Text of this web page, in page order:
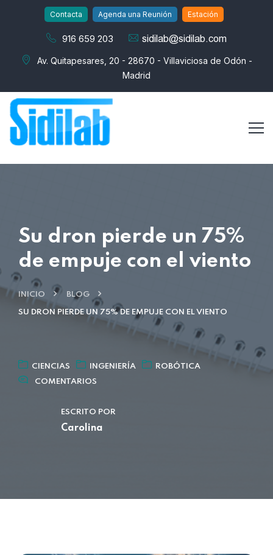
Contacta Agenda una Reunión Estación
916 659 203
Av. Quitapesares, 20 - 28670 - Villaviciosa de Odón -
Madrid
Su dron pierde un 75%
de empuje con el viento
INICIO BLOG
SU DRON PIERDE UN 75% DE EMPUJE CON EL VIENTO
CIENCIAS INGENIERÍA
ROBÓTICA
COMENTARIOS
ESCRITO POR
Carolina